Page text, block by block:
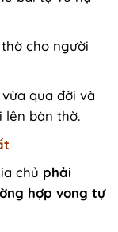
cho người
qua đời và
lên bàn thờ.
chủ phải
hợp vong tự